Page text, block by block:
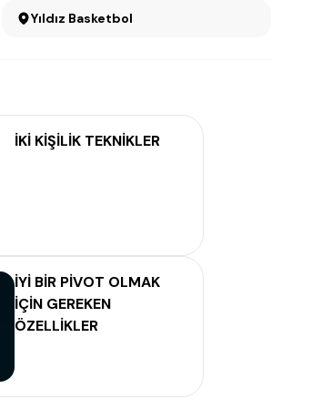
Yıldız Basketbol
İKİ KİŞİLİK TEKNİKLER
İYİ BİR PİVOT OLMAK
İÇİN GEREKEN
ÖZELLİKLER